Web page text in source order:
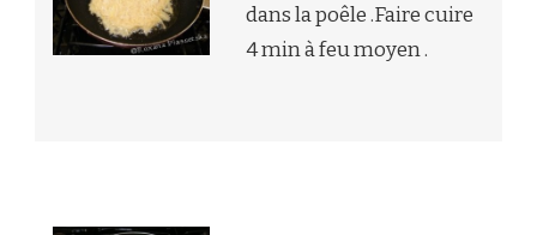
dans la poêle .Faire cuire
4 min à feu moyen .